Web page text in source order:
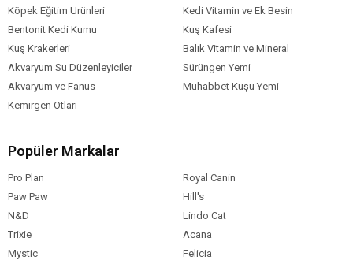
Köpek Eğitim Ürünleri
Kedi Vitamin ve Ek Besin
Bentonit Kedi Kumu
Kuş Kafesi
Kuş Krakerleri
Balık Vitamin ve Mineral
Akvaryum Su Düzenleyiciler
Sürüngen Yemi
Akvaryum ve Fanus
Muhabbet Kuşu Yemi
Kemirgen Otları
Popüler Markalar
Pro Plan
Royal Canin
Paw Paw
Hill's
N&D
Lindo Cat
Trixie
Acana
Mystic
Felicia